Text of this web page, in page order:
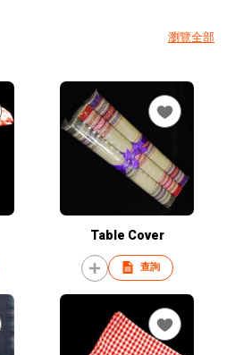
瀏覽全部
Table Cover
查詢